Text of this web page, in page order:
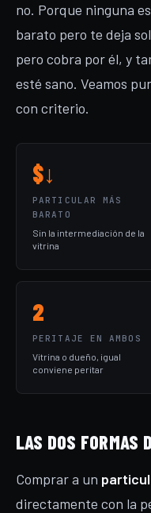
no. Porque ninguna
barato pero te deja
pero cobra por él, y
esté sano. Veamos
con criterio.
$↓
PARTICULAR MÁS
BARATO
Sin la intermediación de la
vitrina
2
PERITAJE EN AMBOS
Vitrina o dueño, igual
conviene peritar
LAS DOS FORMAS
Comprar a un
directamente con la